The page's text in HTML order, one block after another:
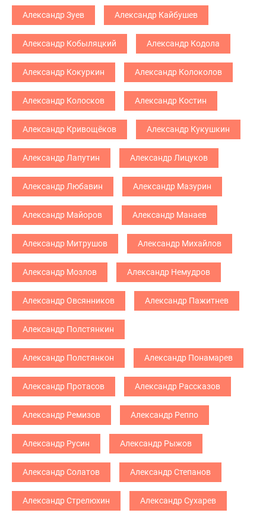
Александр Зуев Александр Кайбушев
Александр Кобыляцкий Александр Кодола
Александр Кокуркин Александр Колоколов
Александр Колосков Александр Костин
Александр Кривощёков Александр Кукушкин
Александр Лапутин Александр Лицуков
Александр Любавин Александр Мазурин
Александр Майоров Александр Манаев
Александр Митрушов Александр Михайлов
Александр Мозлов Александр Немудров
Александр Овсянников Александр Пажитнев
Александр Полстянкин
Александр Полстянкон Александр Понамарев
Александр Протасов Александр Рассказов
Александр Ремизов Александр Реппо
Александр Русин Александр Рыжов
Александр Солатов Александр Степанов
Александр Стрелюхин Александр Сухарев